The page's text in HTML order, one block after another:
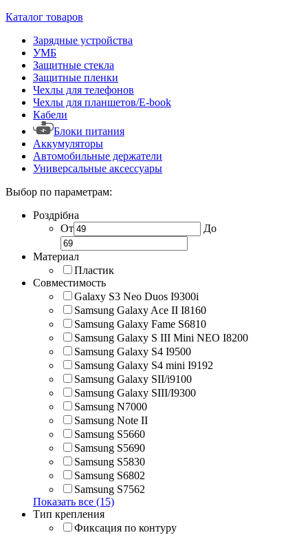
Каталог товаров
Зарядные устройства
УМБ
Защитные стекла
Защитные пленки
Чехлы для телефонов
Чехлы для планшетов/E-book
Кабели
Блоки питания
Аккумуляторы
Автомобильные держатели
Универсальные аксессуары
Выбор по параметрам:
Роздрібна
От
До
Материал
Пластик
Совместимость
Galaxy S3 Neo Duos I9300i
Samsung Galaxy Ace II I8160
Samsung Galaxy Fame S6810
Samsung Galaxy S III Mini NEO I8200
Samsung Galaxy S4 I9500
Samsung Galaxy S4 mini I9192
Samsung Galaxy SII/i9100
Samsung Galaxy SIII/I9300
Samsung N7000
Samsung Note II
Samsung S5660
Samsung S5690
Samsung S5830
Samsung S6802
Samsung S7562
Показать все (15)
Тип крепления
Фиксация по контуру